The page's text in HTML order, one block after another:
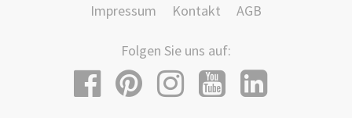
Impressum
Kontakt AGB
Folgen Sie uns auf: